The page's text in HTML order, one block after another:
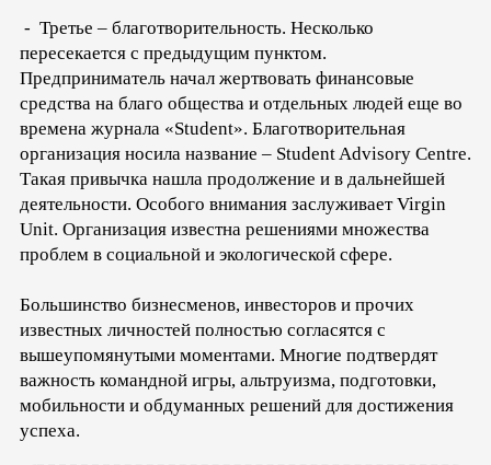
- Третье – благотворительность. Несколько
пересекается с предыдущим пунктом.
Предприниматель начал жертвовать финансовые
средства на благо общества и отдельных людей еще во
времена журнала «Student». Благотворительная
организация носила название – Student Advisory Centre.
Такая привычка нашла продолжение и в дальнейшей
деятельности. Особого внимания заслуживает Virgin
Unit. Организация известна решениями множества
проблем в социальной и экологической сфере.
Большинство бизнесменов, инвесторов и прочих
известных личностей полностью согласятся с
вышеупомянутыми моментами. Многие подтвердят
важность командной игры, альтруизма, подготовки,
мобильности и обдуманных решений для достижения
успеха.